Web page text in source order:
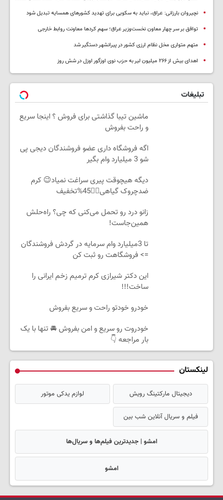
نچیروان بارزانی: عراق، نباید به سکویی برای تهدید کشورهای همسایه تبدیل شود
توافق بر سر چهار معاون نخست‌وزیر عراق؛ سهم کردها معاونت روابط خارجی
متهم متواری مخل نظام ارزی کشور در پیرانشهر دستگیر شد
اهدای بیش از ۲۶۶ میلیون لیر به حزب نوی اوزگور اوزل در شش روز
تبلیغات
ماشین تیبا گذاشتی برای فروش ؟ اینجا سریع
و راحت بفروش
اگه فروشگاه داری عضو فروشندگان دیجی پی
شو 3 میلیارد وام بگیر
دیگه هیچوقت پیری سراغت نمیاد😉 کرم
ضدچروک گیاهی👈🏻45%تخفیف
زانو درد رو تحمل می‌کنی که چی؟ راه‌حلش
همین‌جاست!
تا 3میلیارد وام سرمایه در گردش فروشندگان
=> فروشگاهت رو ثبت کن
این دکتر شیرازی کرم ترمیم زخم ایرانی را
ساخت!!!
خودرو خودتو راحت و سریع بفروش
خودروت رو سریع و امن بفروش 🚘 تنها با یک
بار مراجعه 👇
لینکستان
دیجیتال مارکتینگ رویش لوازم یدکی موتور
فیلم و سریال آنلاین شب بین
امشو | جدیدترین فیلم‌ها و سریال‌ها
امشو